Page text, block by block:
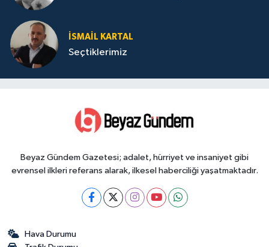
İSMAIL KARTAL
Seçtiklerimiz
Beyaz Gündem Gazetesi; adalet, hürriyet ve insaniyet gibi
evrensel ilkleri referans alarak, ilkesel haberciliği yaşatmaktadır.
Hava Durumu